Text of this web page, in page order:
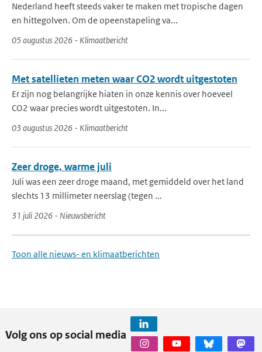
Nederland heeft steeds vaker te maken met tropische dagen
en hittegolven. Om de opeenstapeling va...
05 augustus 2026 - Klimaatbericht
Met satellieten meten waar CO2 wordt uitgestoten
Er zijn nog belangrijke hiaten in onze kennis over hoeveel
CO2 waar precies wordt uitgestoten. In...
03 augustus 2026 - Klimaatbericht
Zeer droge, warme juli
Juli was een zeer droge maand, met gemiddeld over het land
slechts 13 millimeter neerslag (tegen ...
31 juli 2026 - Nieuwsbericht
Toon alle nieuws- en klimaatberichten
Volg ons op social media